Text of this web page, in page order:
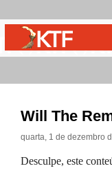
Will The
quarta, 1 de dezembro
Desculpe, este